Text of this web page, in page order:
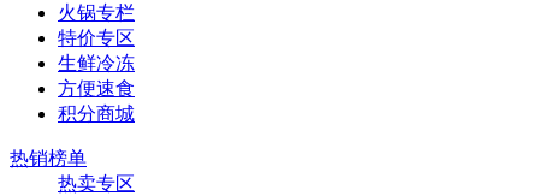
火锅专栏
特价专区
生鲜冷冻
方便速食
积分商城
热销榜单
热卖专区